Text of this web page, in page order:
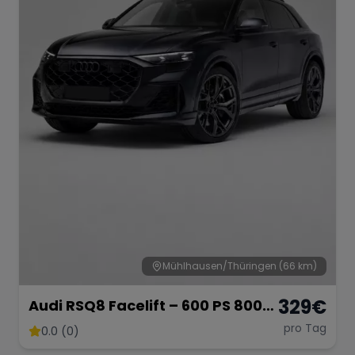
Range Rover Corvette
Mühlhausen/Thüringen (66 km)
Audi RSQ8 Facelift – 600 PS 800
NM - SUV
0.0 (0)
329€
pro Tag